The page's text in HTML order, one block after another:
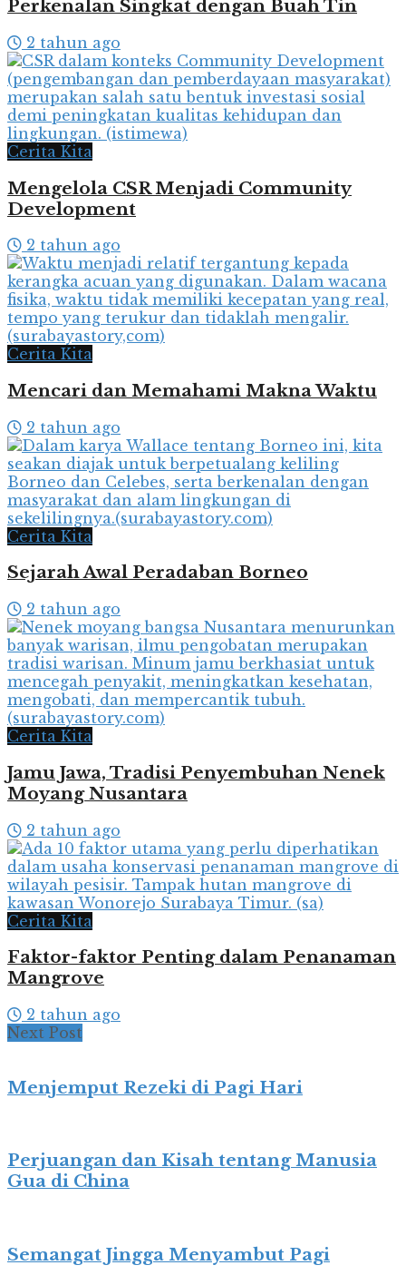
Perkenalan Singkat dengan Buah Tin
2 tahun ago
Cerita Kita
Mengelola CSR Menjadi Community
Development
2 tahun ago
Cerita Kita
Mencari dan Memahami Makna Waktu
2 tahun ago
Cerita Kita
Sejarah Awal Peradaban Borneo
2 tahun ago
Cerita Kita
Jamu Jawa, Tradisi Penyembuhan Nenek
Moyang Nusantara
2 tahun ago
Cerita Kita
Faktor-faktor Penting dalam Penanaman
Mangrove
2 tahun ago
Next Post
Menjemput Rezeki di Pagi Hari
Perjuangan dan Kisah tentang Manusia
Gua di China
Semangat Jingga Menyambut Pagi